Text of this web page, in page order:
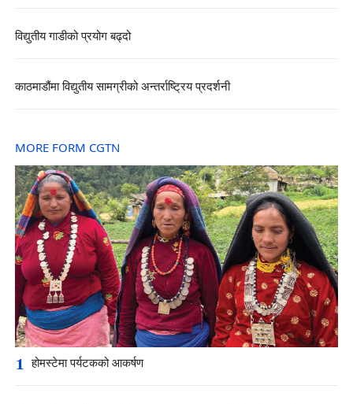
विद्युतीय गाडीको प्रयोग बढ्दो
काठमाडौंमा विद्युतीय सामग्रीको अन्तर्राष्ट्रिय प्रदर्शनी
MORE FORM CGTN
1 होमस्टेमा पर्यटकको आकर्षण